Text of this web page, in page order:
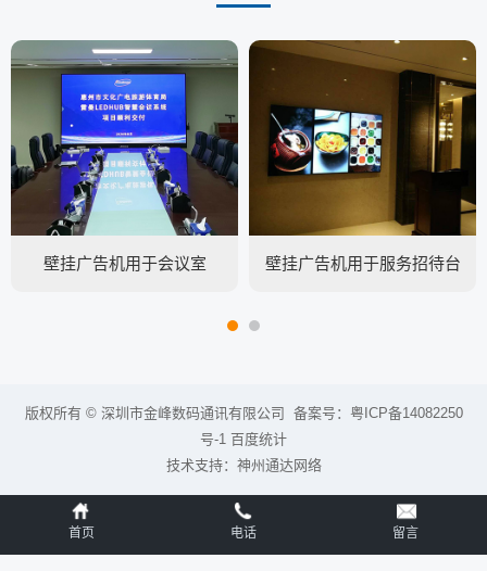
壁挂广告机用于会议室 壁挂广告机用于服务招待台
版权所有 © 深圳市金峰数码通讯有限公司 备案号： 粤ICP备14082250
号-1 百度统计
技术支持： 神州通达网络
首页 电话 留言